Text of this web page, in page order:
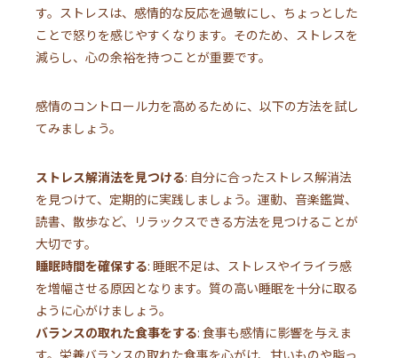
す。ストレスは、感情的な反応を過敏にし、ちょっとした
ことで怒りを感じやすくなります。そのため、ストレスを
減らし、心の余裕を持つことが重要です。
感情のコントロール力を高めるために、以下の方法を試し
てみましょう。
ストレス解消法を見つける: 自分に合ったストレス解消法
を見つけて、定期的に実践しましょう。運動、音楽鑑賞、
読書、散歩など、リラックスできる方法を見つけることが
大切です。
睡眠時間を確保する: 睡眠不足は、ストレスやイライラ感
を増幅させる原因となります。質の高い睡眠を十分に取る
ように心がけましょう。
バランスの取れた食事をする: 食事も感情に影響を与えま
す。栄養バランスの取れた食事を心がけ、甘いものや脂っ